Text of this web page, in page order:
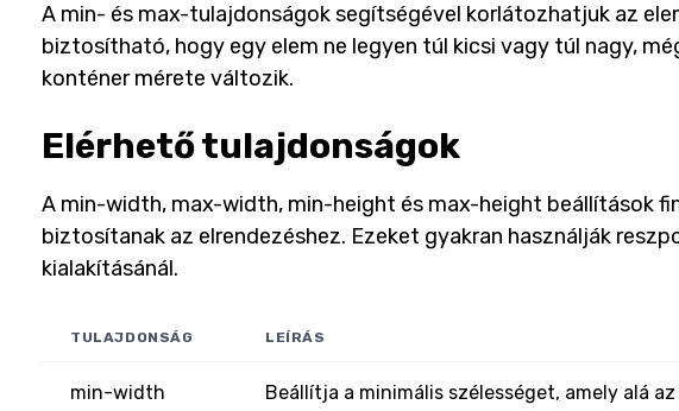
A min- és max-tulajdonságok segítségével korlátozhatjuk az
biztosítható, hogy egy elem ne legyen túl kicsi vagy túl nagy, még
konténer mérete változik.
Elérhető tulajdonságok
A min-width, max-width, min-height és max-height beállítások
biztosítanak az elrendezéshez. Ezeket gyakran használják
kialakításánál.
TULAJDONSÁG LEÍRÁS
min-width Beállítja a minimális szélességet, amely alá az